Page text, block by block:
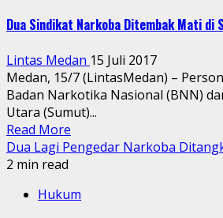
Dua Sindikat Narkoba Ditembak Mati di
Lintas Medan 15 Juli 2017
Medan, 15/7 (LintasMedan) –
Badan Narkotika Nasional (BNN)
Utara (Sumut)...
Read More
Dua Lagi Pengedar Narkoba
2 min read
Hukum